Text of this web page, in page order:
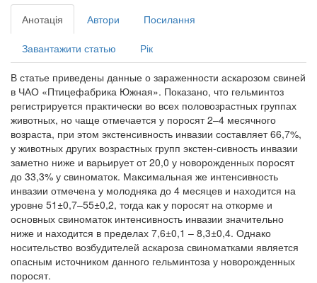
Анотація Автори Посилання
Завантажити статью Рік
В статье приведены данные о зараженности аскарозом свиней
в ЧАО «Птицефабрика Южная». Показано, что гельминтоз
регистрируется практически во всех половозрастных группах
животных, но чаще отмечается у поросят 2–4 месячного
возраста, при этом экстенсивность инвазии составляет 66,7%,
у животных других возрастных групп экстен-сивность инвазии
заметно ниже и варьирует от 20,0 у новорожденных поросят
до 33,3% у свиноматок. Максимальная же интенсивность
инвазии отмечена у молодняка до 4 месяцев и находится на
уровне 51±0,7–55±0,2, тогда как у поросят на откорме и
основных свиноматок интенсивность инвазии значительно
ниже и находится в пределах 7,6±0,1 – 8,3±0,4. Однако
носительство возбудителей аскароза свиноматками является
опасным источником данного гельминтоза у новорожденных
поросят.